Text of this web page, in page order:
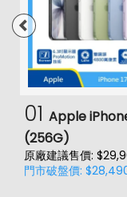
01 Apple
(256G)
原廠建議售價:
門市破盤價: